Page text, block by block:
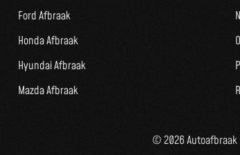
Ford Afbraak
Honda Afbraak
Hyundai Afbraak
Mazda Afbraak
© 2026 Autoafbraak